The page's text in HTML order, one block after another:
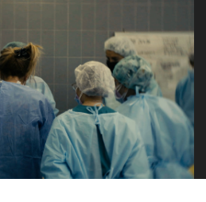
Avenue Cove - Erasmus +
Guarda che storia!
La Grazia - Immagini e
location della Torino di Paolo
Sorrentino
Open Day
Ciak in TOur!